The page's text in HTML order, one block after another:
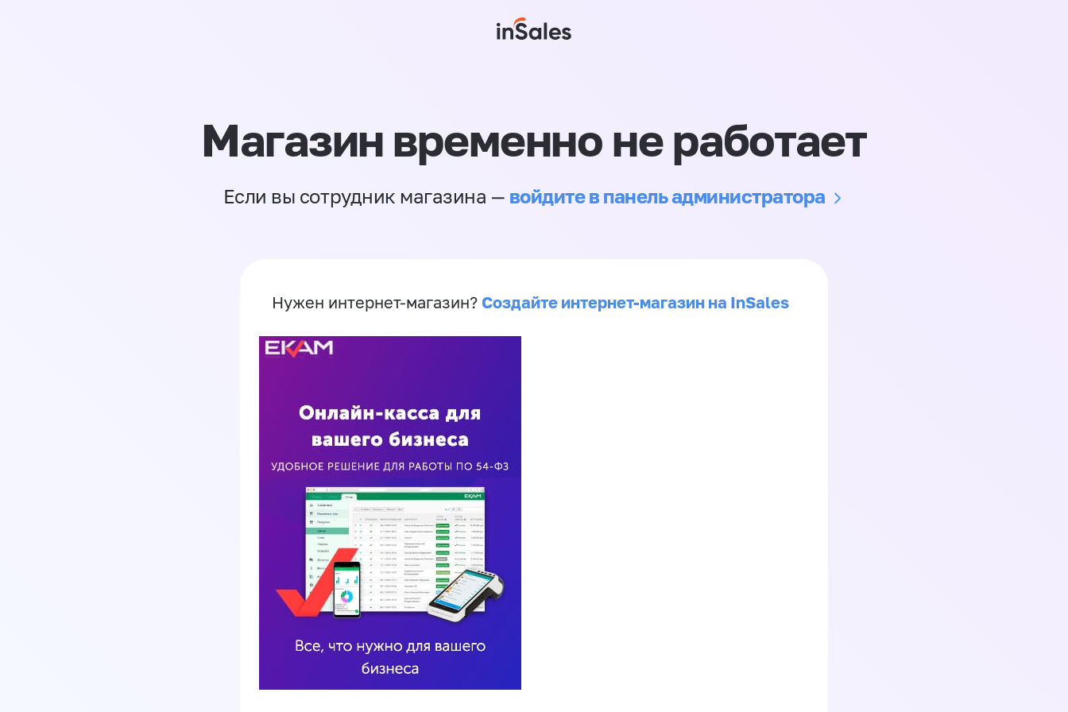
Магазин временно не работает
Если вы сотрудник магазина — войдите в панель администратора
Нужен интернет-магазин? Создайте интернет-магазин на InSales